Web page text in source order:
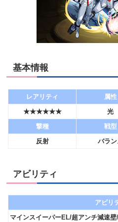
基本情報
レアリティ 属性
★★★★★★
光
撃種
戦型
反射
バラン
アビリティ
アビリ
マインスイーパーEL/超アンチ減速